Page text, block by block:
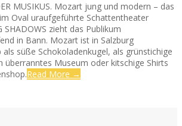
MUSIKUS. Mozart jung und modern – das
Oval uraufgeführte Schattentheater
SHADOWS zieht das Publikum
in Bann. Mozart ist in Salzburg
süße Schokoladenkugel, als grünstichige
überranntes Museum oder kitschige Shirts
Read More →